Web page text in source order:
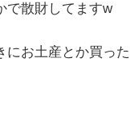
で散財してますw
にお土産とか買っ